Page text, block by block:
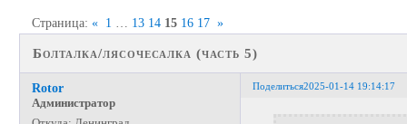
Болталка/лясочесалка (часть 5)
Страница:« 1 13 14 15 16 17 »
Поделиться2025-01-14 19:14:17
Rotor
Администратор